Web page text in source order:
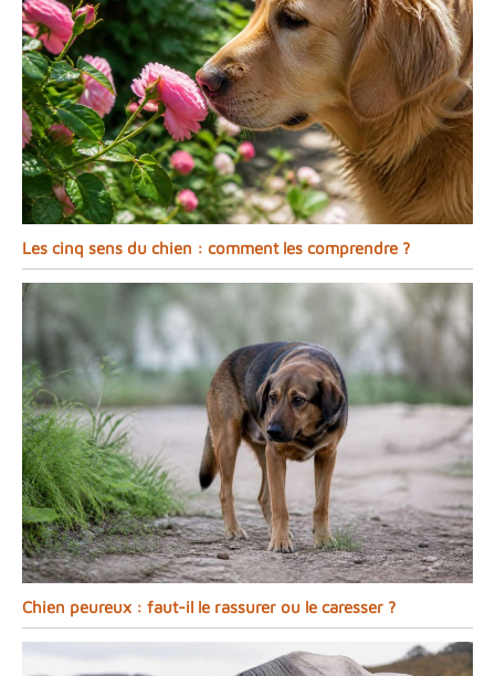
Les cinq sens du chien : comment les comprendre ?
Chien peureux : faut-il le rassurer ou le caresser ?